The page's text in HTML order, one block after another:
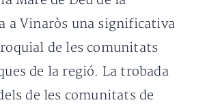
a Vinaròs una significativa
de les comunitats
de la regió. La trobada
de les comunitats de